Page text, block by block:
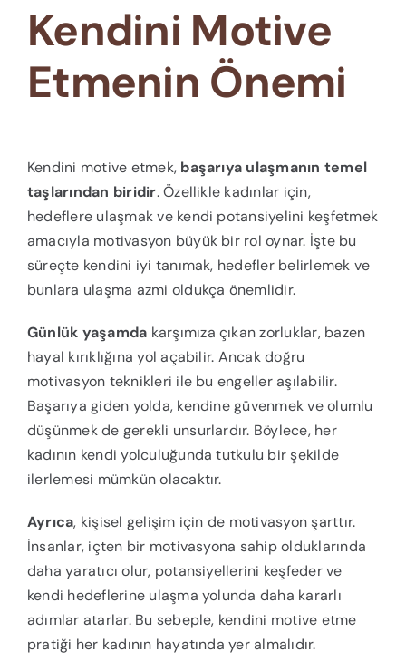
Kendini Motive
Etmenin Önemi
Kendini motive etmek, başarıya ulaşmanın temel
taşlarından biridir. Özellikle kadınlar için,
hedeflere ulaşmak ve kendi potansiyelini keşfetmek
amacıyla motivasyon büyük bir rol oynar. İşte bu
süreçte kendini iyi tanımak, hedefler belirlemek ve
bunlara ulaşma azmi oldukça önemlidir.
Günlük yaşamda karşımıza çıkan zorluklar, bazen
hayal kırıklığına yol açabilir. Ancak doğru
motivasyon teknikleri ile bu engeller aşılabilir.
Başarıya giden yolda, kendine güvenmek ve olumlu
düşünmek de gerekli unsurlardır. Böylece, her
kadının kendi yolculuğunda tutkulu bir şekilde
ilerlemesi mümkün olacaktır.
Ayrıca, kişisel gelişim için de motivasyon şarttır.
İnsanlar, içten bir motivasyona sahip olduklarında
daha yaratıcı olur, potansiyellerini keşfeder ve
kendi hedeflerine ulaşma yolunda daha kararlı
adımlar atarlar. Bu sebeple, kendini motive etme
pratiği her kadının hayatında yer almalıdır.